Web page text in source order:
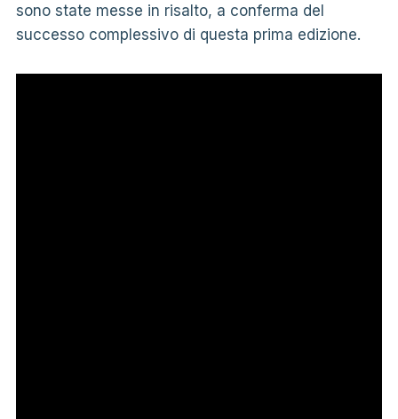
sono state messe in risalto, a conferma del
successo complessivo di questa prima edizione.